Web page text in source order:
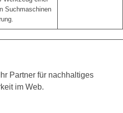
Suchmaschinen
Partner für nachhaltiges
im Web.